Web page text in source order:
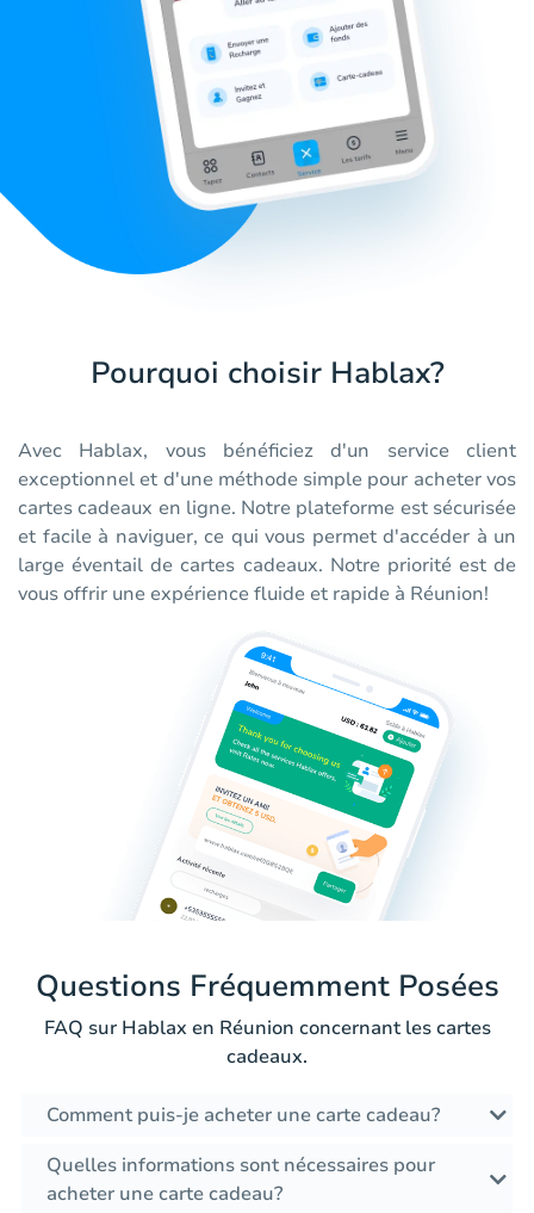
Pourquoi choisir Hablax?
Avec Hablax, vous bénéficiez d'un service client
exceptionnel et d'une méthode simple pour acheter vos
cartes cadeaux en ligne. Notre plateforme est sécurisée
et facile à naviguer, ce qui vous permet d'accéder à un
large éventail de cartes cadeaux. Notre priorité est de
vous offrir une expérience fluide et rapide à Réunion!
Questions Fréquemment Posées
FAQ sur Hablax en Réunion concernant les cartes
cadeaux.
Comment puis-je acheter une carte cadeau?
Quelles informations sont nécessaires pour
acheter une carte cadeau?